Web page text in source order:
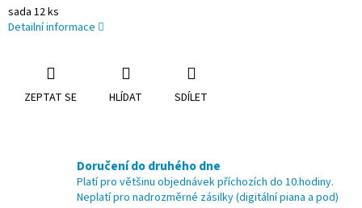
sada 12 ks
Detailní informace
ZEPTAT SE HLÍDAT SDÍLET
Doručení do druhého dne
Platí pro většinu objednávek příchozích do 10.hodiny.
Neplatí pro nadrozměrné zásilky (digitální piana a pod)